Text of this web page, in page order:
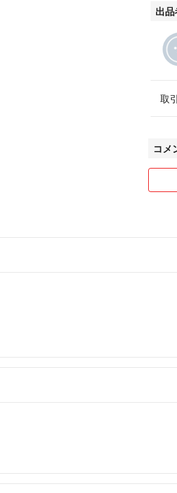
ご理
出
取
コメ